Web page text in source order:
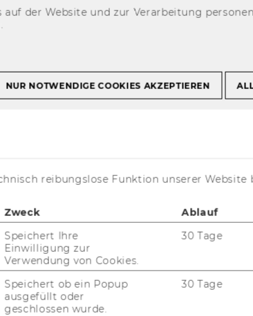
und Soziale Innovationen
und Social Impact
der Website und zur Verarbeitung
NUR NOTWENDIGE COOKIES AKZEPTIEREN
reibungslose Funktion unserer Website
Zweck Ablauf
Speichert Ihre
Einwilligung zur
Verwendung von Cookies.
30 Tage
Speichert ob ein Popup
ausgefüllt oder
geschlossen wurde.
30 Tage